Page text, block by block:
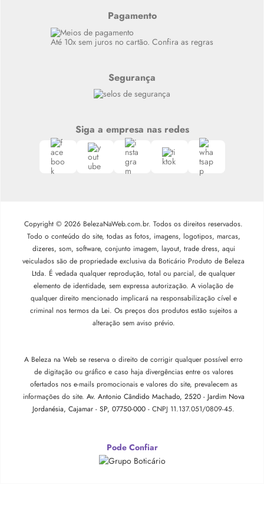
Siga nosso canal no Whatsapp
Pagamento
Até 10x sem juros no cartão. Confira as regras
Segurança
Siga a empresa nas redes
Copyright © 2026 BelezaNaWeb.com.br. Todos os direitos reservados.
Todo o conteúdo do site, todas as fotos, imagens, logotipos, marcas,
dizeres, som, software, conjunto imagem, layout, trade dress, aqui
veiculados são de propriedade exclusiva da Boticário Produto de Beleza
Ltda. É vedada qualquer reprodução, total ou parcial, de qualquer
elemento de identidade, sem expressa autorização. A violação de
qualquer direito mencionado implicará na responsabilização cível e
criminal nos termos da Lei. Os preços dos produtos estão sujeitos a
alteração sem aviso prévio.
A Beleza na Web se reserva o direito de corrigir qualquer possível erro
de digitação ou gráfico e caso haja divergências entre os valores
ofertados nos e-mails promocionais e valores do site, prevalecem as
informações do site. Av. Antonio Cândido Machado, 2520 - Jardim Nova
Jordanésia, Cajamar - SP, 07750-000 - CNPJ 11.137.051/0809-45.
Pode Confiar